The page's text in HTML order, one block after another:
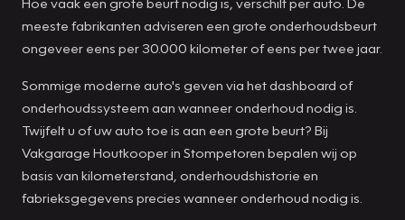
meeste fabrikanten adviseren een grote onderhoudsbeurt
ongeveer eens per 30.000 kilometer of eens per twee jaar.
Sommige moderne auto's geven via het dashboard of
onderhoudssysteem aan wanneer onderhoud nodig is.
Twijfelt u of uw auto toe is aan een grote beurt? Bij
Vakgarage Houtkooper in Stompetoren bepalen wij op
basis van kilometerstand, onderhoudshistorie en
fabrieksgegevens precies wanneer onderhoud nodig is.